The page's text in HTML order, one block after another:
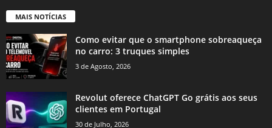
MAIS NOTÍCIAS
Como evitar que o smartphone sobreaqueça
no carro: 3 truques simples
3 de Agosto, 2026
Revolut oferece ChatGPT Go grátis aos seus
clientes em Portugal
30 de Julho, 2026